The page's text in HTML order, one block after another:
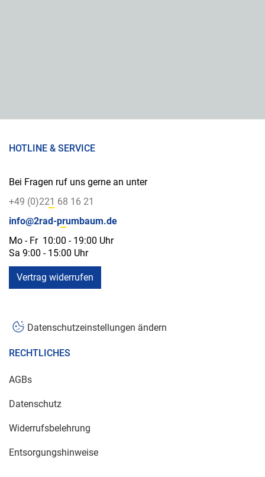
HOTLINE & SERVICE
Bei Fragen ruf uns gerne an unter
+49 (0)221 68 16 21
info@2rad-prumbaum.de
Mo - Fr 10:00 - 19:00 Uhr
Sa 9:00 - 15:00 Uhr
Vertrag widerrufen
Datenschutzeinstellungen ändern
RECHTLICHES
AGBs
Datenschutz
Widerrufsbelehrung
Entsorgungshinweise